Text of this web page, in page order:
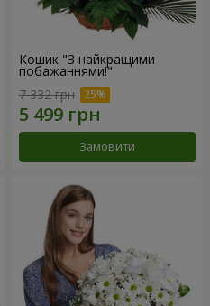
Кошик "З найкращими
побажаннями!"
7 332 грн
Замовити